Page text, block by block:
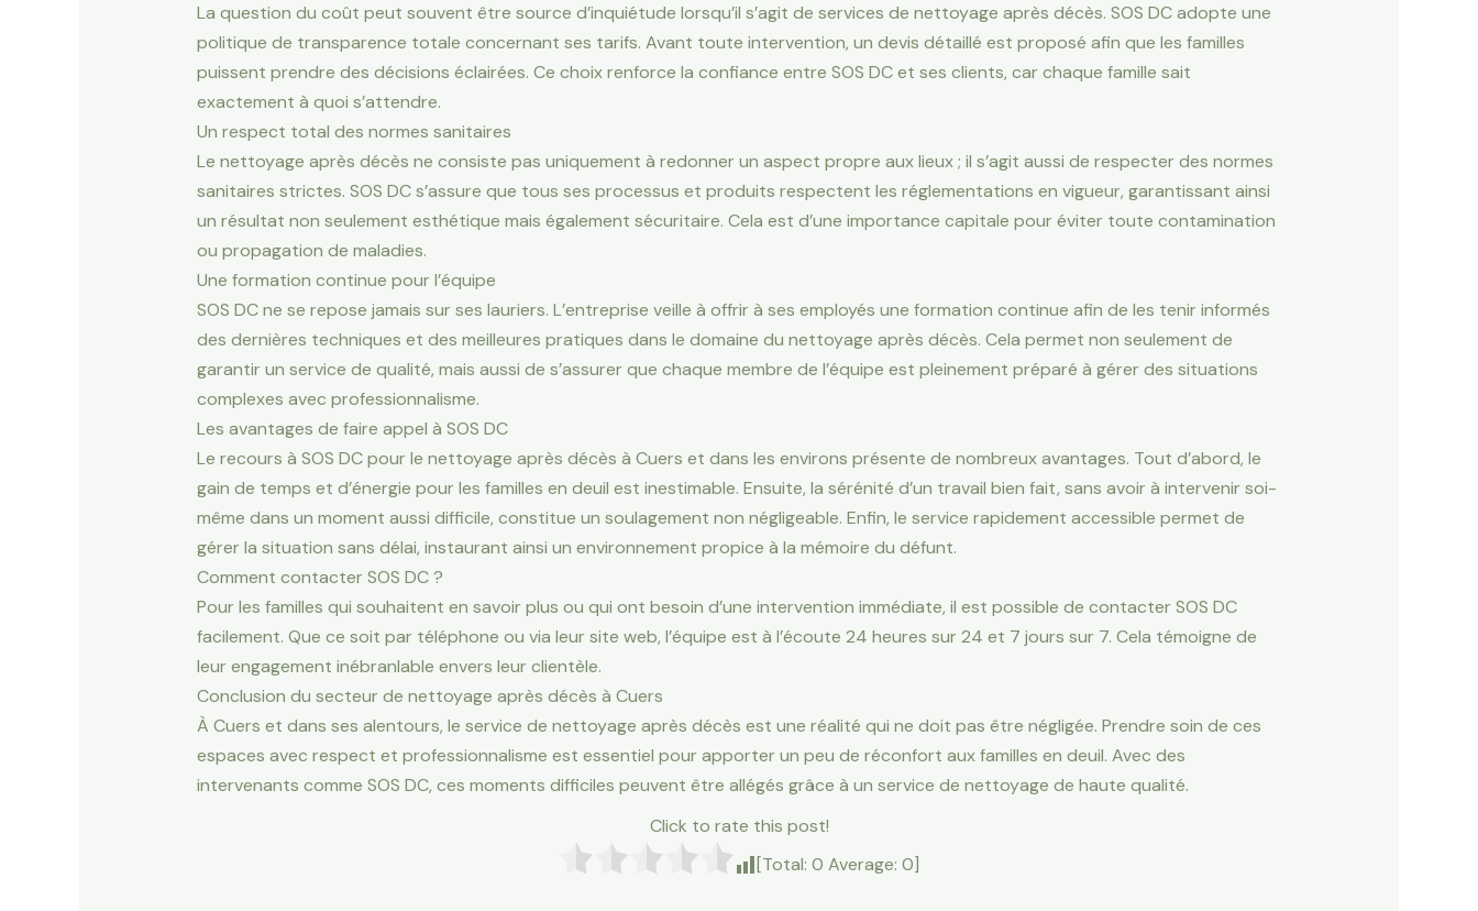
La question du coût peut souvent être source d’inquiétude lorsqu’il s’agit de services de nettoyage après décès. SOS DC adopte une
politique de transparence totale concernant ses tarifs. Avant toute intervention, un devis détaillé est proposé afin que les familles
puissent prendre des décisions éclairées. Ce choix renforce la confiance entre SOS DC et ses clients, car chaque famille sait
exactement à quoi s’attendre.
Un respect total des normes sanitaires
Le nettoyage après décès ne consiste pas uniquement à redonner un aspect propre aux lieux ; il s’agit aussi de respecter des normes
sanitaires strictes. SOS DC s’assure que tous ses processus et produits respectent les réglementations en vigueur, garantissant ainsi
un résultat non seulement esthétique mais également sécuritaire. Cela est d’une importance capitale pour éviter toute contamination
ou propagation de maladies.
Une formation continue pour l’équipe
SOS DC ne se repose jamais sur ses lauriers. L’entreprise veille à offrir à ses employés une formation continue afin de les tenir informés
des dernières techniques et des meilleures pratiques dans le domaine du nettoyage après décès. Cela permet non seulement de
garantir un service de qualité, mais aussi de s’assurer que chaque membre de l’équipe est pleinement préparé à gérer des situations
complexes avec professionnalisme.
Les avantages de faire appel à SOS DC
Le recours à SOS DC pour le nettoyage après décès à Cuers et dans les environs présente de nombreux avantages. Tout d’abord, le
gain de temps et d’énergie pour les familles en deuil est inestimable. Ensuite, la sérénité d’un travail bien fait, sans avoir à intervenir soi-
même dans un moment aussi difficile, constitue un soulagement non négligeable. Enfin, le service rapidement accessible permet de
gérer la situation sans délai, instaurant ainsi un environnement propice à la mémoire du défunt.
Comment contacter SOS DC ?
Pour les familles qui souhaitent en savoir plus ou qui ont besoin d’une intervention immédiate, il est possible de contacter SOS DC
facilement. Que ce soit par téléphone ou via leur site web, l’équipe est à l’écoute 24 heures sur 24 et 7 jours sur 7. Cela témoigne de
leur engagement inébranlable envers leur clientèle.
Conclusion du secteur de nettoyage après décès à Cuers
À Cuers et dans ses alentours, le service de nettoyage après décès est une réalité qui ne doit pas être négligée. Prendre soin de ces
espaces avec respect et professionnalisme est essentiel pour apporter un peu de réconfort aux familles en deuil. Avec des
intervenants comme SOS DC, ces moments difficiles peuvent être allégés grâce à un service de nettoyage de haute qualité.
Click to rate this post!
[Total: 0 Average: 0]